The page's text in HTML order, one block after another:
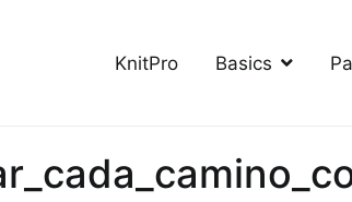
Knitting Site
to knit, free videos, free patterns
KnitPro Basics